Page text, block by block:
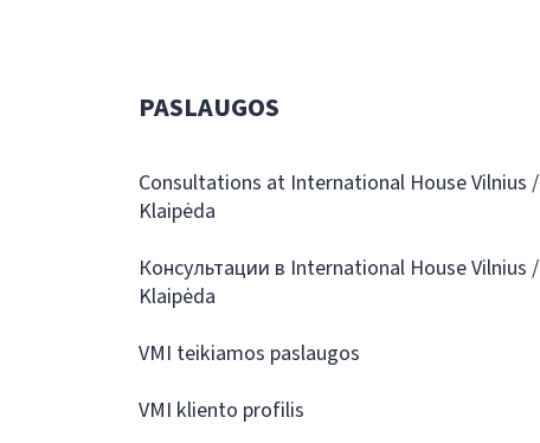
PASLAUGOS
Consultations at International House Vilnius /
Klaipėda
Консультации в International House Vilnius /
Klaipėda
VMI teikiamos paslaugos
VMI kliento profilis